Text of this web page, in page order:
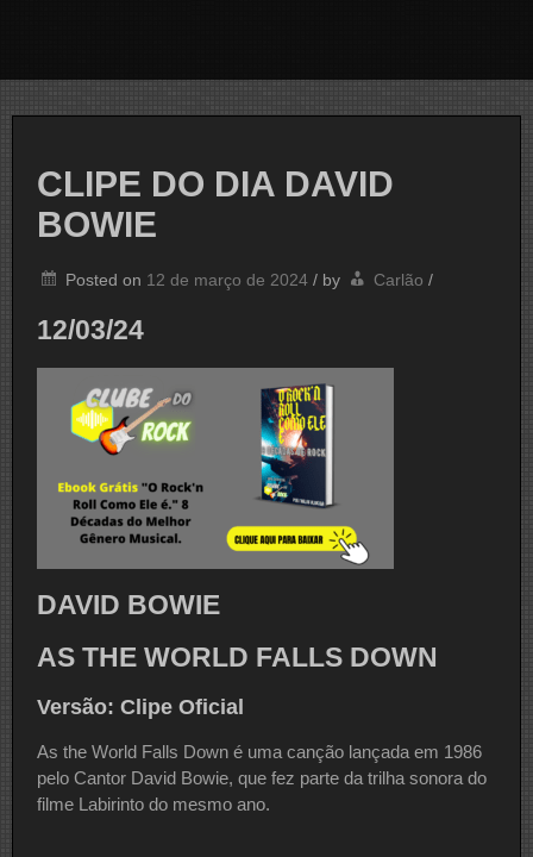
CLIPE DO DIA DAVID
BOWIE
Posted on 12 de março de 2024 / by Carlão /
12/03/24
DAVID BOWIE
AS THE WORLD FALLS DOWN
Versão: Clipe Oficial
As the World Falls Down é uma canção lançada em 1986
pelo Cantor David Bowie, que fez parte da trilha sonora do
filme Labirinto do mesmo ano.